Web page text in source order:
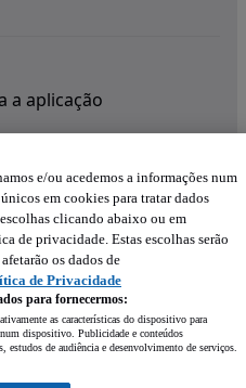
a aplicação
e/ou acedemos a informações num
em cookies para tratar dados
clicando abaixo ou em
de privacidade. Estas escolhas serão
os dados de
de Privacidade
para fornecermos:
as características do dispositivo para
dispositivo. Publicidade e conteúdos
estudos de audiência e desenvolvimento de serviços.